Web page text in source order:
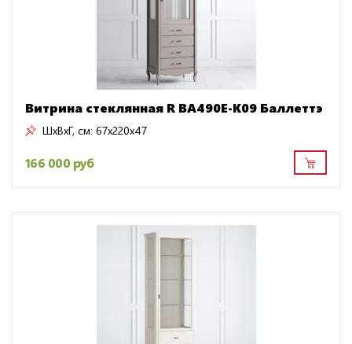
Витрина стеклянная R BA490E-K09 Баллеттэ
ШxВxГ, см: 67x220x47
166 000 руб